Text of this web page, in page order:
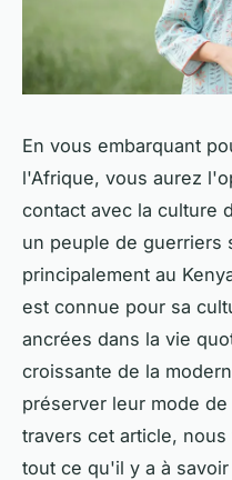
En vous embarquant
l'Afrique, vous aurez
contact avec la culture
un peuple de guerriers
principalement au
est connue pour sa
ancrées dans la vie
croissante de la
préserver leur mode
travers cet article,
tout ce qu'il y a à